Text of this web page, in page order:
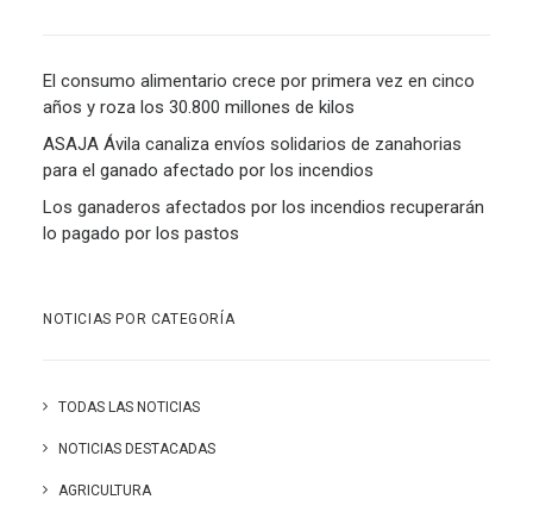
El consumo alimentario crece por primera vez en cinco
años y roza los 30.800 millones de kilos
ASAJA Ávila canaliza envíos solidarios de zanahorias
para el ganado afectado por los incendios
Los ganaderos afectados por los incendios recuperarán
lo pagado por los pastos
NOTICIAS POR CATEGORÍA
TODAS LAS NOTICIAS
NOTICIAS DESTACADAS
AGRICULTURA